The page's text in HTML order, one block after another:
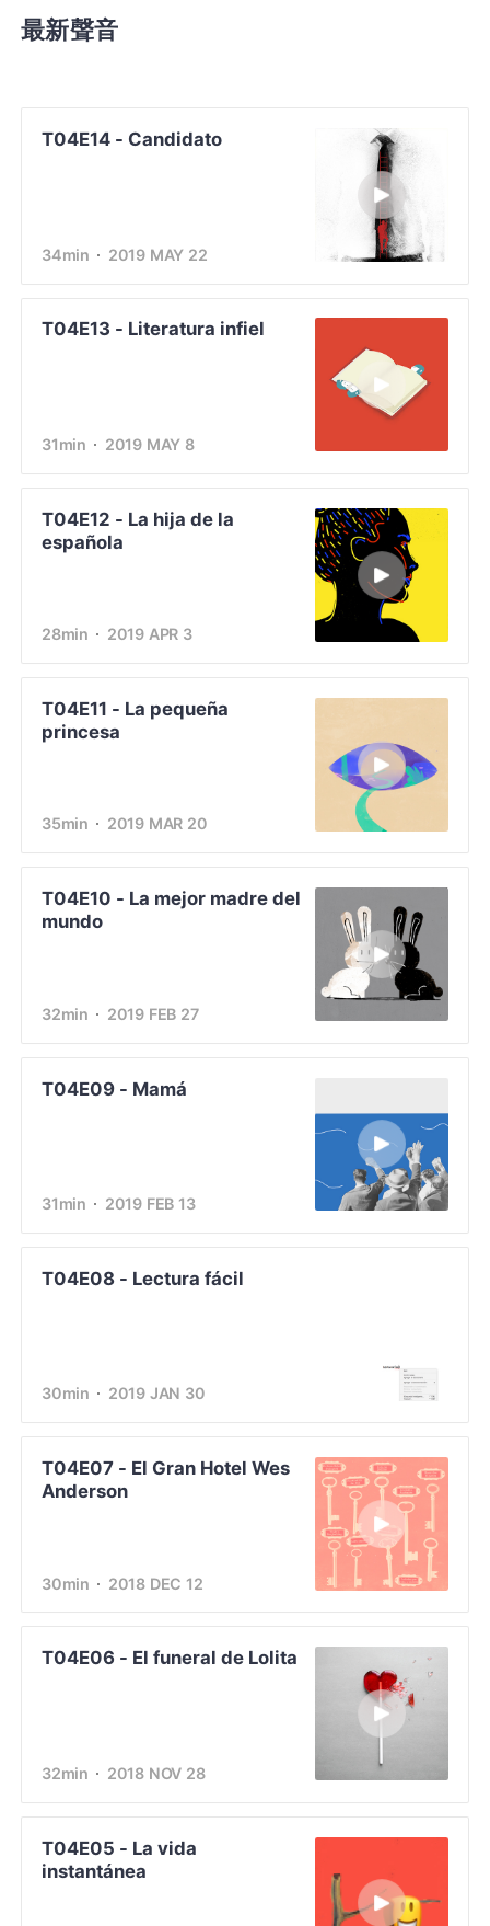
最新聲音
T04E14 - Candidato
34min 2019 MAY 22
T04E13 - Literatura infiel
31min 2019 MAY 8
T04E12 - La hija de la
española
28min 2019 APR 3
T04E11 - La pequeña
princesa
35min 2019 MAR 20
T04E10 - La mejor madre del
mundo
32min 2019 FEB 27
T04E09 - Mamá
31min 2019 FEB 13
T04E08 - Lectura fácil
30min 2019 JAN 30
T04E07 - El Gran Hotel Wes
Anderson
30min 2018 DEC 12
T04E06 - El funeral de Lolita
32min 2018 NOV 28
T04E05 - La vida
instantánea